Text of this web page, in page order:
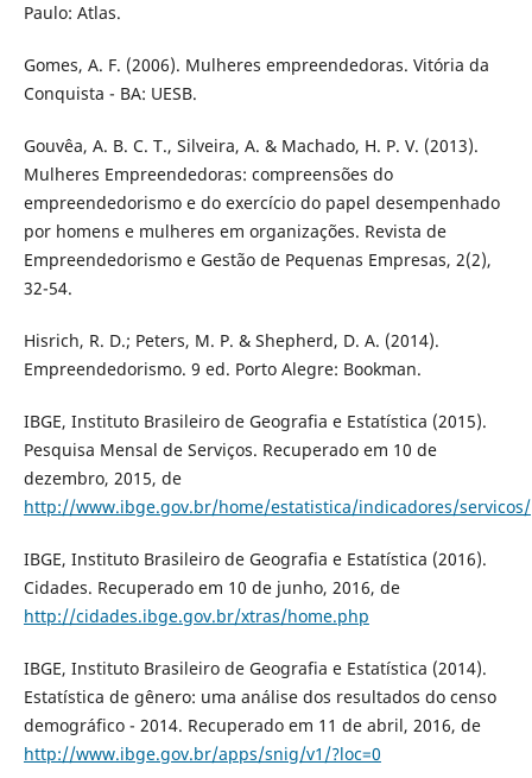
Paulo: Atlas.
Gomes, A. F. (2006). Mulheres empreendedoras. Vitória da
Conquista - BA: UESB.
Gouvêa, A. B. C. T., Silveira, A. & Machado, H. P. V. (2013).
Mulheres Empreendedoras: compreensões do
empreendedorismo e do exercício do papel desempenhado
por homens e mulheres em organizações. Revista de
Empreendedorismo e Gestão de Pequenas Empresas, 2(2),
32-54.
Hisrich, R. D.; Peters, M. P. & Shepherd, D. A. (2014).
Empreendedorismo. 9 ed. Porto Alegre: Bookman.
IBGE, Instituto Brasileiro de Geografia e Estatística (2015).
Pesquisa Mensal de Serviços. Recuperado em 10 de
dezembro, 2015, de
http://www.ibge.gov.br/home/estatistica/indicadores/
IBGE, Instituto Brasileiro de Geografia e Estatística (2016).
Cidades. Recuperado em 10 de junho, 2016, de
http://cidades.ibge.gov.br/xtras/home.php
IBGE, Instituto Brasileiro de Geografia e Estatística (2014).
Estatística de gênero: uma análise dos resultados do censo
demográfico - 2014. Recuperado em 11 de abril, 2016, de
http://www.ibge.gov.br/apps/snig/v1/?loc=0